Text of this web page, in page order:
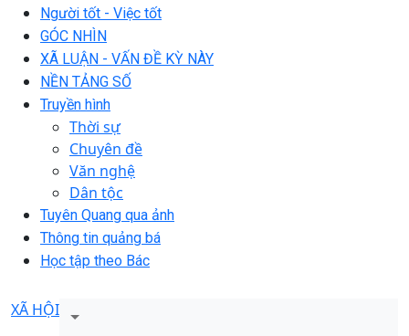
Người tốt - Việc tốt
GÓC NHÌN
XÃ LUẬN - VẤN ĐỀ KỲ NÀY
NỀN TẢNG SỐ
Truyền hình
Thời sự
Chuyên đề
Văn nghệ
Dân tộc
Tuyên Quang qua ảnh
Thông tin quảng bá
Học tập theo Bác
XÃ HỘI